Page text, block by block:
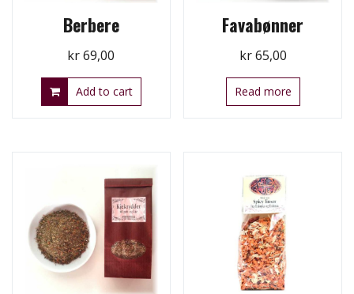
Berbere
kr69,00
Add to cart
Favabønner
kr65,00
Read more